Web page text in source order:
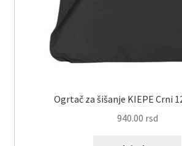
Ogrtač za šišanje KIEPE Crni
940.00 rsd